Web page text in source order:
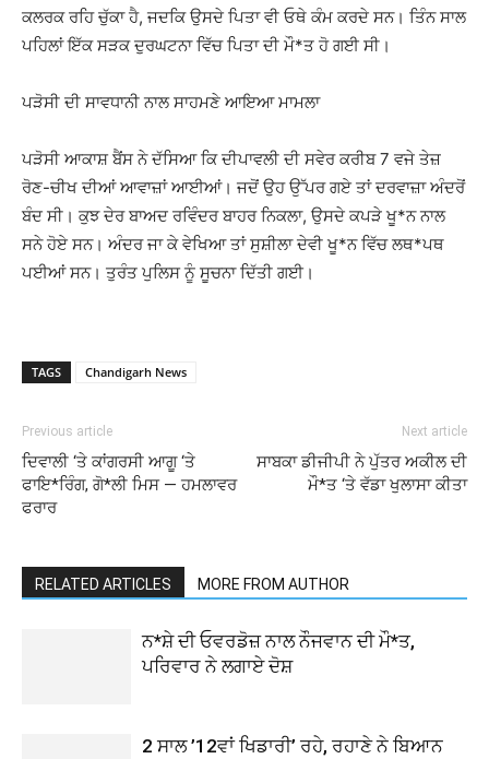
ਕਲਰਕ ਰਹਿ ਚੁੱਕਾ ਹੈ, ਜਦਕਿ ਉਸਦੇ ਪਿਤਾ ਵੀ ਓਥੇ ਕੰਮ ਕਰਦੇ ਸਨ। ਤਿੰਨ ਸਾਲ
ਪਹਿਲਾਂ ਇੱਕ ਸੜਕ ਦੁਰਘਟਨਾ ਵਿੱਚ ਪਿਤਾ ਦੀ ਮੌ*ਤ ਹੋ ਗਈ ਸੀ।
ਪੜੋਸੀ ਦੀ ਸਾਵਧਾਨੀ ਨਾਲ ਸਾਹਮਣੇ ਆਇਆ ਮਾਮਲਾ
ਪੜੋਸੀ ਆਕਾਸ਼ ਬੈਂਸ ਨੇ ਦੱਸਿਆ ਕਿ ਦੀਪਾਵਲੀ ਦੀ ਸਵੇਰ ਕਰੀਬ 7 ਵਜੇ ਤੇਜ਼
ਰੋਣ-ਚੀਖ ਦੀਆਂ ਆਵਾਜ਼ਾਂ ਆਈਆਂ। ਜਦੋਂ ਉਹ ਉੱਪਰ ਗਏ ਤਾਂ ਦਰਵਾਜ਼ਾ ਅੰਦਰੋਂ
ਬੰਦ ਸੀ। ਕੁਝ ਦੇਰ ਬਾਅਦ ਰਵਿੰਦਰ ਬਾਹਰ ਨਿਕਲਾ, ਉਸਦੇ ਕਪੜੇ ਖੂ*ਨ ਨਾਲ
ਸਨੇ ਹੋਏ ਸਨ। ਅੰਦਰ ਜਾ ਕੇ ਵੇਖਿਆ ਤਾਂ ਸੁਸ਼ੀਲਾ ਦੇਵੀ ਖੂ*ਨ ਵਿੱਚ ਲਥ*ਪਥ
ਪਈਆਂ ਸਨ। ਤੁਰੰਤ ਪੁਲਿਸ ਨੂੰ ਸੂਚਨਾ ਦਿੱਤੀ ਗਈ।
TAGS Chandigarh News
Previous article
ਦਿਵਾਲੀ ‘ਤੇ ਕਾਂਗਰਸੀ ਆਗੂ ‘ਤੇ
ਫਾਇ*ਰਿੰਗ, ਗੋ*ਲੀ ਮਿਸ — ਹਮਲਾਵਰ
ਫਰਾਰ
Next article
ਸਾਬਕਾ ਡੀਜੀਪੀ ਨੇ ਪੁੱਤਰ ਅਕੀਲ ਦੀ
ਮੌ*ਤ ‘ਤੇ ਵੱਡਾ ਖੁਲਾਸਾ ਕੀਤਾ
RELATED ARTICLES MORE FROM AUTHOR
ਨ*ਸ਼ੇ ਦੀ ਓਵਰਡੋਜ਼ ਨਾਲ ਨੌਜਵਾਨ ਦੀ ਮੌ*ਤ,
ਪਰਿਵਾਰ ਨੇ ਲਗਾਏ ਦੋਸ਼
2 ਸਾਲ ’12ਵਾਂ ਖਿਡਾਰੀ’ ਰਹੇ, ਰਹਾਣੇ ਨੇ ਬਿਆਨ